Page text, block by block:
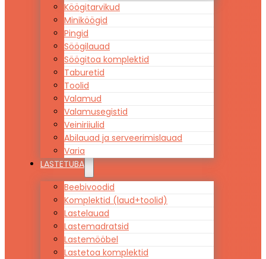
Köögitarvikud
Miniköögid
Pingid
Söögilauad
Söögitoa komplektid
Taburetid
Toolid
Valamud
Valamusegistid
Veiniriiulid
Abilauad ja serveerimislauad
Varia
LASTETUBA
Beebivoodid
Komplektid (laud+toolid)
Lastelauad
Lastemadratsid
Lastemööbel
Lastetoa komplektid